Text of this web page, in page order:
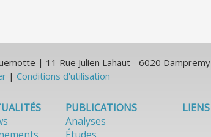
| 11 Rue Julien Lahaut - 6020 Dampremy
| Conditions d'utilisation
PUBLICATIONS
Analyses
LIENS